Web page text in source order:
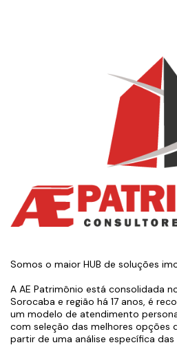
Somos o maior HUB de soluções
A AE Patrimônio está consolidada
Sorocaba e região há 17 anos, é
um modelo de atendimento
com seleção das melhores opções
partir de uma análise específica